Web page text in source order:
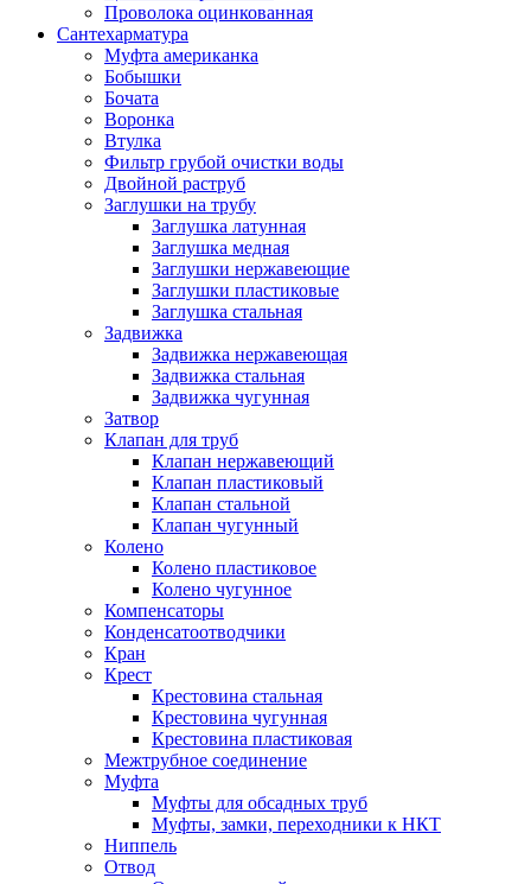
Проволока оцинкованная
Сантехарматура
Муфта американка
Бобышки
Бочата
Воронка
Втулка
Фильтр грубой очистки воды
Двойной раструб
Заглушки на трубу
Заглушка латунная
Заглушка медная
Заглушки нержавеющие
Заглушки пластиковые
Заглушка стальная
Задвижка
Задвижка нержавеющая
Задвижка стальная
Задвижка чугунная
Затвор
Клапан для труб
Клапан нержавеющий
Клапан пластиковый
Клапан стальной
Клапан чугунный
Колено
Колено пластиковое
Колено чугунное
Компенсаторы
Конденсатоотводчики
Кран
Крест
Крестовина стальная
Крестовина чугунная
Крестовина пластиковая
Межтрубное соединение
Муфта
Муфты для обсадных труб
Муфты, замки, переходники к НКТ
Ниппель
Отвод